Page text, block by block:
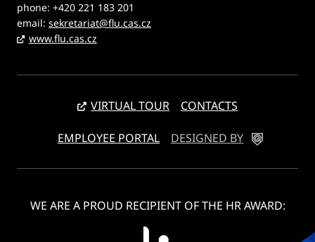
phone: +420 221 183 201
email: sekretariat@flu.cas.cz
www.flu.cas.cz
VIRTUAL TOUR CONTACTS
EMPLOYEE PORTAL DESIGNED BY
WE ARE A PROUD RECIPIENT OF THE HR AWARD: